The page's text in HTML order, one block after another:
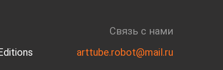
Связь с нами
arttube.robot@mail.ru